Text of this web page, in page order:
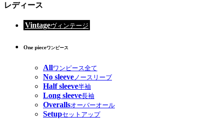
レディース
Vintageヴィンテージ
One pieceワンピース
Allワンピース全て
No sleeveノースリーブ
Half sleeve半袖
Long sleeve長袖
Overallsオーバーオール
Setupセットアップ